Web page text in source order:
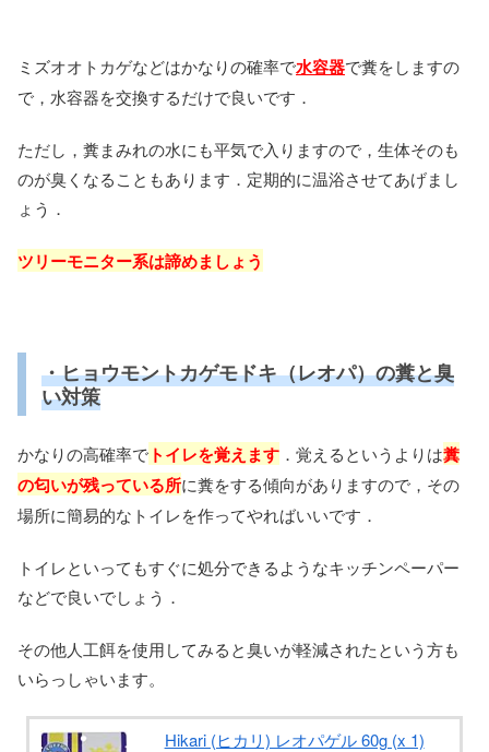
ミズオオトカゲなどはかなりの確率で水容器で糞をしますの
で，水容器を交換するだけで良いです．
ただし，糞まみれの水にも平気で入りますので，生体そのも
のが臭くなることもあります．定期的に温浴させてあげまし
ょう．
ツリーモニター系は諦めましょう
・ヒョウモントカゲモドキ（レオパ）の糞と臭
い対策
かなりの高確率で トイレを覚えます ．覚えるというよりは糞
の匂いが残っている所に糞をする傾向がありますので，その
場所に簡易的なトイレを作ってやればいいです．
トイレといってもすぐに処分できるようなキッチンペーパー
などで良いでしょう．
その他人工餌を使用してみると臭いが軽減されたという方も
いらっしゃいます。
Hikari (ヒカリ) レオパゲル 60g (x 1)